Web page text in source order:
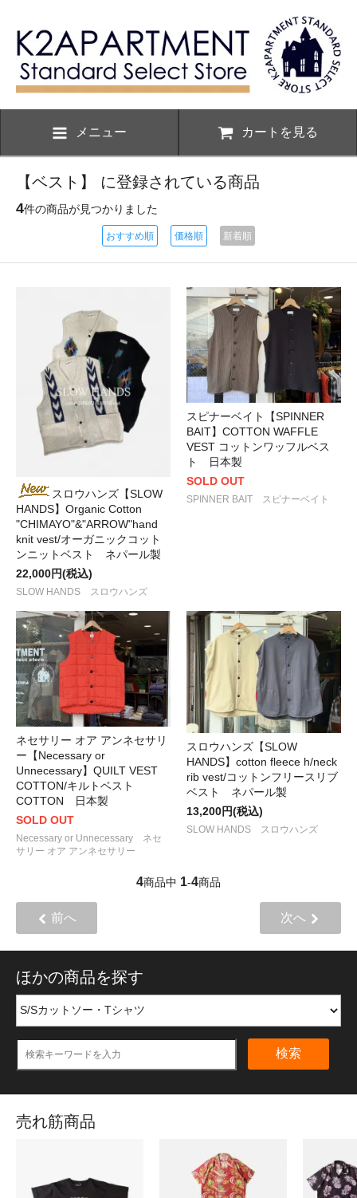
メニュー カートを見る
【ベスト】 に登録されている商品
4件の商品が見つかりました
おすすめ順 価格順 新着順
スロウハンズ【SLOW
HANDS】Organic Cotton
"CHIMAYO"&"ARROW"hand
knit vest/オーガニックコット
ンニットベスト ネパール製
22,000円(税込)
SLOW HANDS スロウハンズ
スピナーベイト【SPINNER
BAIT】COTTON WAFFLE
VEST コットンワッフルベス
ト 日本製
SOLD OUT
SPINNER BAIT スピナーベイト
ネセサリー オア アンネセサリ
ー【Necessary or
Unnecessary】QUILT VEST
COTTON/キルトベスト
COTTON 日本製
SOLD OUT
Necessary or Unnecessary ネセ
サリー オア アンネセサリー
スロウハンズ【SLOW
HANDS】cotton fleece h/neck
rib vest/コットンフリースリブ
ベスト ネパール製
13,200円(税込)
SLOW HANDS スロウハンズ
4商品中 1-4商品
前へ 次へ
ほかの商品を探す
検索
売れ筋商品